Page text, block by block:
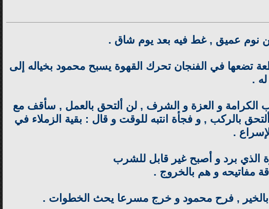
نوم عميق , غط فيه بعد يوم شاق .
تضعها في الفنجان تحرك القهوة يسبح محمود بخياله إلى
.
الكرامة و العزة و الشرف , لن ألتحق بالعمل , سأقف مع
بالركب , و فجأة انتبه للوقت و قال : بقية الزملاء في
.
الذي برد و أصبح غير قابل للشرب
مفاتيحه و هم بالخروج .
بالخير , فرح محمود و خرج مسرعا يحث الخطوات .